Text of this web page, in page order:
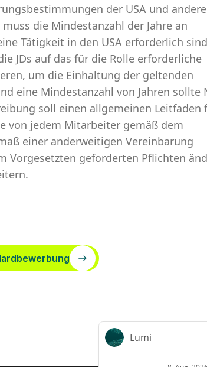
der USA und andere
die Mindestanzahl der Jahre an
Tätigkeit in den USA erforderlich
JDs auf das für die Rolle erforderliche
um die Einhaltung der geltenden
eine Mindestanzahl von Jahren sollte
soll einen allgemeinen Leitfaden
von jedem Mitarbeiter gemäß dem
einer anderweitigen Vereinbarung
Vorgesetzten geforderten Pflichten